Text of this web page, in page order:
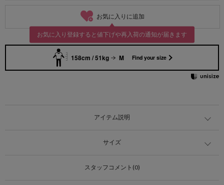
お気に入りに追加
お気に入り登録すると値下げや再入荷の通知が届きます
158cm / 51kg M Find your size
アイテム説明
サイズ
スタッフコメント(0)